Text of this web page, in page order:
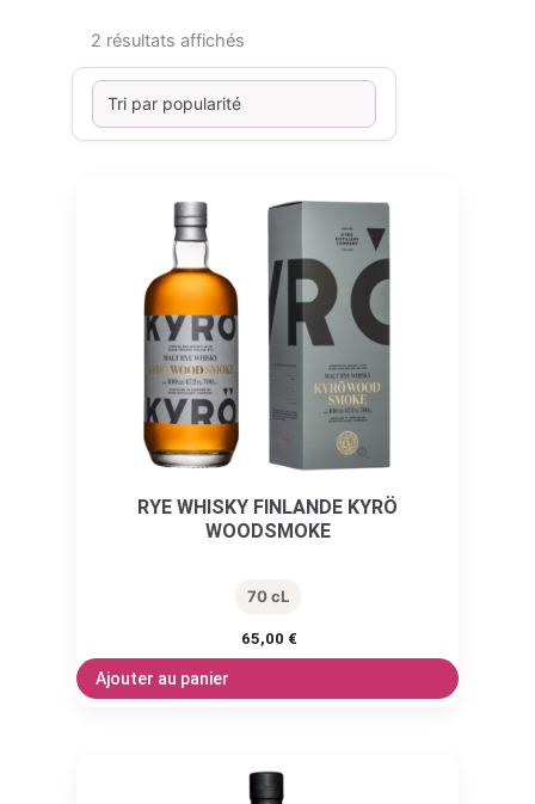
2 résultats affichés
RYE WHISKY FINLANDE KYRÖ
WOODSMOKE
70 cL
65,00 €
Ajouter au panier